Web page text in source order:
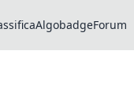
AlgobadgeForum